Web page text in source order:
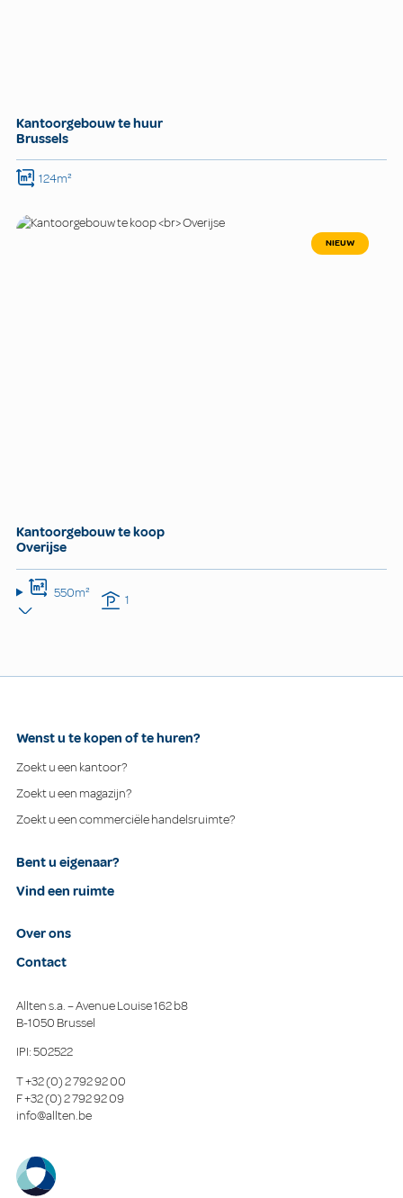
Kantoorgebouw te huur
Brussels
124m²
NIEUW
Kantoorgebouw te koop
Overijse
550m² 1
Wenst u te kopen of te huren?
Zoekt u een kantoor?
Zoekt u een magazijn?
Zoekt u een commerciële handelsruimte?
Bent u eigenaar?
Vind een ruimte
Over ons
Contact
Allten s.a. – Avenue Louise 162 b8
B-1050 Brussel
IPI: 502522
T+32 (0) 2 792 92 00
F+32 (0) 2 792 92 09
info@allten.be